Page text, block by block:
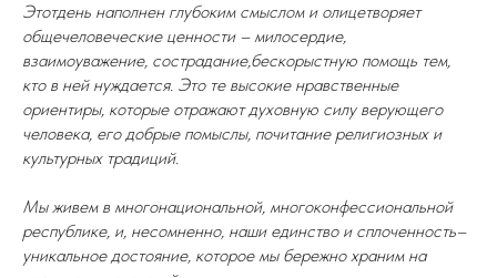
Этотдень наполнен глубоким смыслом и олицетворяет
общечеловеческие ценности – милосердие,
взаимоуважение, сострадание,бескорыстную помощь тем,
кто в ней нуждается. Это те высокие нравственные
ориентиры, которые отражают духовную силу верующего
человека, его добрые помыслы, почитание религиозных и
культурных традиций.
Мы живем в многонациональной, многоконфессиональной
республике, и, несомненно, наши единство и сплоченность–
уникальное достояние, которое мы бережно храним на